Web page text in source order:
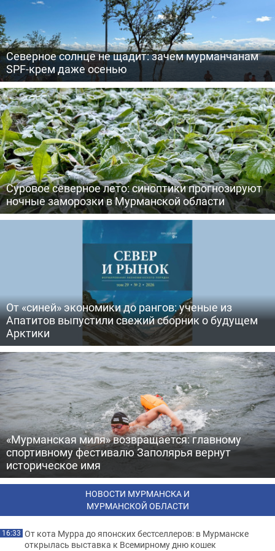
Северное солнце не щадит: зачем мурманчанам
SPF-крем даже осенью
Суровое северное лето: синоптики прогнозируют
ночные заморозки в Мурманской области
От «синей» экономики до рангов: ученые из
Апатитов выпустили свежий сборник о будущем
Арктики
«Мурманская миля» возвращается: главному
спортивному фестивалю Заполярья вернут
историческое имя
НОВОСТИ МУРМАНСКА И
МУРМАНСКОЙ ОБЛАСТИ
16:33 От кота Мурра до японских бестселлеров: в Мурманске
открылась выставка к Всемирному дню кошек